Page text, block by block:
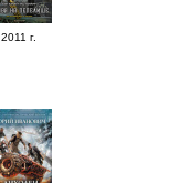
2011 г.